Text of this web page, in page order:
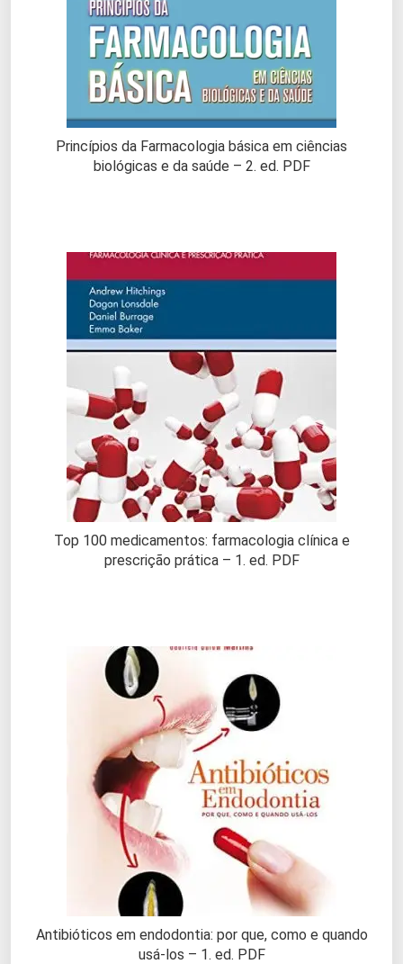
Princípios da Farmacologia básica em ciências
biológicas e da saúde – 2. ed. PDF
Top 100 medicamentos: farmacologia clínica e
prescrição prática – 1. ed. PDF
Antibióticos em endodontia: por que, como e quando
usá-los – 1. ed. PDF